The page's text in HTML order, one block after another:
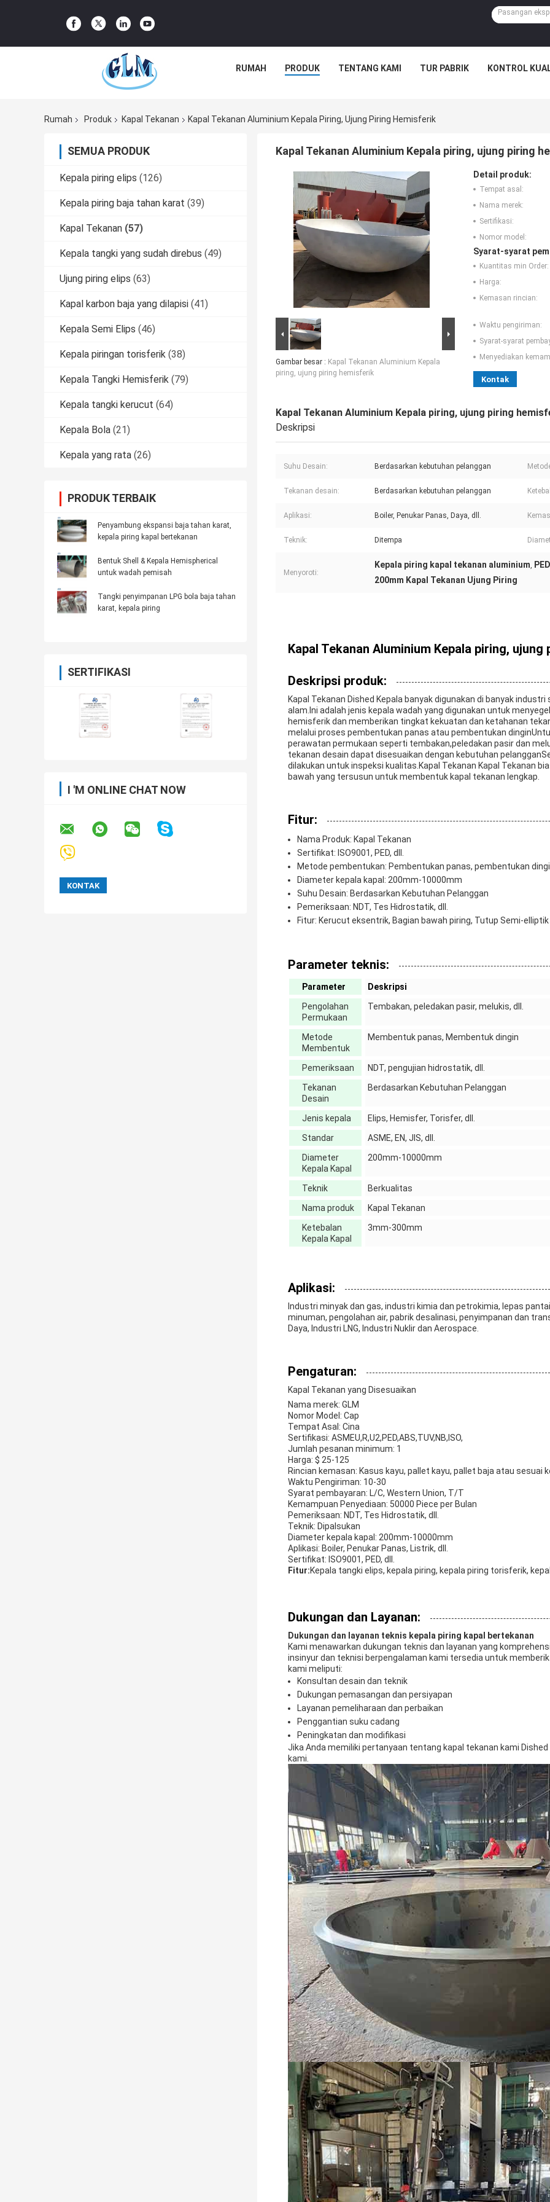
RUMAH PRODUK TENTANG KAMI TUR PABRIK KONTROL
Rumah Produk Kapal Tekanan Kapal Tekanan Aluminium Kepala Piring, Ujung Piring Hemisferik
SEMUA PRODUK
Kepala piring elips (126)
Kepala piring baja tahan karat (39)
Kapal Tekanan (57)
Kepala tangki yang sudah direbus (49)
Ujung piring elips (63)
Kapal karbon baja yang dilapisi (41)
Kepala Semi Elips (46)
Kepala piringan torisferik (38)
Kepala Tangki Hemisferik (79)
Kepala tangki kerucut (64)
Kepala Bola (21)
Kepala yang rata (26)
PRODUK TERBAIK
Penyambung ekspansi baja tahan karat,
kepala piring kapal bertekanan
Bentuk Shell & Kepala Hemispherical
untuk wadah pemisah
Tangki penyimpanan LPG bola baja tahan
karat, kepala piring
SERTIFIKASI
I 'M ONLINE CHAT NOW
Kapal Tekanan Aluminium Kepala piring, ujung piring
Gambar besar : Kapal Tekanan Aluminium Kepala
piring, ujung piring hemisferik
Detail produk:
Tempat asal:
Nama merek:
Sertifikasi:
Nomor model:
Syarat-syarat
Kuantitas min Order:
Harga:
Kemasan rincian:
Waktu pengiriman:
Syarat-syarat
Menyediakan
Kontak
Kapal Tekanan Aluminium Kepala piring, ujung piring
Deskripsi
Suhu Desain: Berdasarkan kebutuhan pelanggan
Tekanan desain: Berdasarkan kebutuhan pelanggan
Aplikasi: Boiler, Penukar Panas, Daya, dll.
Teknik: Ditempa
Menyoroti:
Kepala piring kapal tekanan aluminium,
200mm Kapal Tekanan Ujung Piring
Kapal Tekanan Aluminium Kepala piring,
Deskripsi produk:
Kapal Tekanan Dished Kepala banyak digunakan di banyak
alam.Ini adalah jenis kepala wadah yang digunakan untuk
hemisferik dan memberikan tingkat kekuatan dan ketahanan
melalui proses pembentukan panas atau pembentukan
perawatan permukaan seperti tembakan,peledakan pasir dan
tekanan desain dapat disesuaikan dengan kebutuhan
dilakukan untuk inspeksi kualitas.Kapal Tekanan Kapal Tekanan
bawah yang tersusun untuk membentuk kapal tekanan lengkap.
Fitur:
Nama Produk: Kapal Tekanan
Sertifikat: ISO9001, PED, dll.
Metode pembentukan: Pembentukan panas, pembentukan
Diameter kepala kapal: 200mm-10000mm
Suhu Desain: Berdasarkan Kebutuhan Pelanggan
Pemeriksaan: NDT, Tes Hidrostatik, dll.
Fitur: Kerucut eksentrik, Bagian bawah piring, Tutup Semi-elliptik
Parameter teknis:
Parameter
Deskripsi
Pengolahan
Permukaan
Tembakan, peledakan pasir, melukis, dll.
Metode
Membentuk
Membentuk panas, Membentuk dingin
Pemeriksaan
NDT, pengujian hidrostatik, dll.
Tekanan
Desain
Berdasarkan Kebutuhan Pelanggan
Jenis kepala
Elips, Hemisfer, Torisfer, dll.
Standar
ASME, EN, JIS, dll.
Diameter
Kepala Kapal
200mm-10000mm
Teknik
Berkualitas
Nama produk
Kapal Tekanan
Ketebalan
Kepala Kapal
3mm-300mm
Aplikasi:
Industri minyak dan gas, industri kimia dan petrokimia, lepas
minuman, pengolahan air, pabrik desalinasi, penyimpanan dan
Daya, Industri LNG, Industri Nuklir dan Aerospace.
Pengaturan:
Kapal Tekanan yang Disesuaikan
Nama merek: GLM
Nomor Model: Cap
Tempat Asal: Cina
Sertifikasi: ASMEU,R,U2,PED,ABS,TUV,NB,ISO,
Jumlah pesanan minimum: 1
Harga: $ 25-125
Rincian kemasan: Kasus kayu, pallet kayu, pallet baja atau sesuai
Waktu Pengiriman: 10-30
Syarat pembayaran: L/C, Western Union, T/T
Kemampuan Penyediaan: 50000 Piece per Bulan
Pemeriksaan: NDT, Tes Hidrostatik, dll.
Teknik: Dipalsukan
Diameter kepala kapal: 200mm-10000mm
Aplikasi: Boiler, Penukar Panas, Listrik, dll.
Sertifikat: ISO9001, PED, dll.
Fitur:Kepala tangki elips, kepala piring, kepala piring torisferik,
Dukungan dan Layanan:
Dukungan dan layanan teknis kepala piring kapal bertekanan
Kami menawarkan dukungan teknis dan layanan yang
insinyur dan teknisi berpengalaman kami tersedia untuk
kami meliputi:
Konsultan desain dan teknik
Dukungan pemasangan dan persiyapan
Layanan pemeliharaan dan perbaikan
Penggantian suku cadang
Peningkatan dan modifikasi
Jika Anda memiliki pertanyaan tentang kapal tekanan kami
kami.